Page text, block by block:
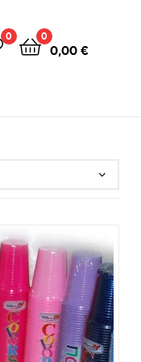
0 0
0,00 €